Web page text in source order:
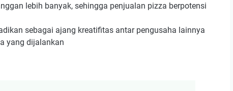
lebih banyak, sehingga penjualan pizza berpotensi
sebagai ajang kreatifitas antar pengusaha lainnya
yang dijalankan